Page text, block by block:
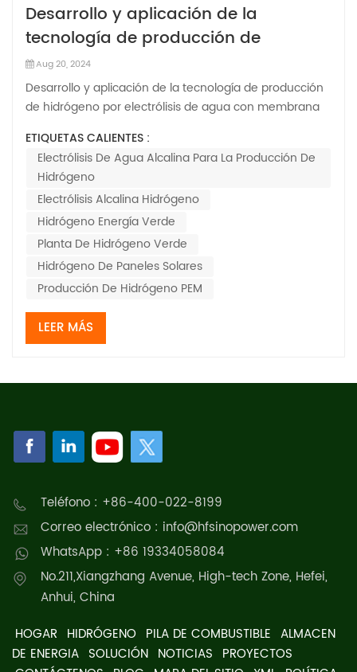
Desarrollo y aplicación de la
tecnología de producción de
hidrógeno por electrólisis de agua
con membrana de intercambio de
protones bajo fluctuaciones de
energía eólica y solar III
Aug 20, 2024
Desarrollo y aplicación de la tecnología de producción
de hidrógeno por electrólisis de agua con membrana
energía eólica y solar III III. Investigación y desarrollo de
la tecnología central del electrolizador PEM y dirección
de desarrollo de la t...
ETIQUETAS CALIENTES :
Electrólisis De Agua Alcalina Para La Producción De
Hidrógeno
Electrólisis Alcalina Hidrógeno
Hidrógeno Energía Verde
Planta De Hidrógeno Verde
Hidrógeno De Paneles Solares
Producción De Hidrógeno PEM
LEER MÁS
Teléfono : +86-400-022-8199
Correo electrónico : info@hfsinopower.com
WhatsApp : +86 19334058084
No.211,Xiangzhang Avenue, High-tech Zone, Hefei,
Anhui, China
HOGAR HIDRÓGENO PILA DE COMBUSTIBLE ALMACEN
DE ENERGIA SOLUCIÓN NOTICIAS PROYECTOS